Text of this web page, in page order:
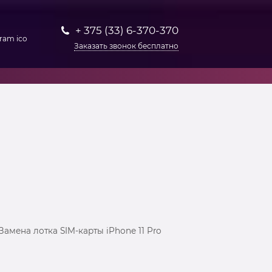
+ 375 (33) 6-370-370
Заказать звонок бесплатно